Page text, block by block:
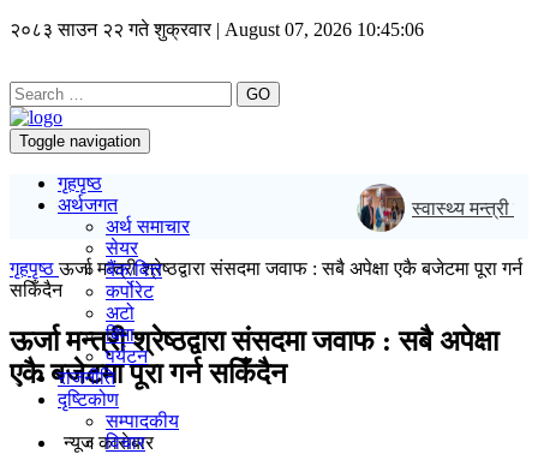
२०८३ साउन २२ गते शुक्रवार | August 07, 2026 10:45:07
GO
Toggle navigation
गृहपृष्ठ
अर्थजगत
अर्थ समाचार
सेयर
बैंक/वित्त
कर्पोरेट
अटो
बिमा
पर्यटन
राजनीति
दृष्टिकोण
सम्पादकीय
विचार
स्वास्थ्य मन्त्री
गृहपृष्ठऊर्जा मन्त्री श्रेष्ठद्वारा संसदमा जवाफ : सबै अपेक्षा एकै बजेटमा पूरा गर्न
सकिँदैन
ऊर्जा मन्त्री श्रेष्ठद्वारा संसदमा जवाफ : सबै अपेक्षा
एकै बजेटमा पूरा गर्न सकिँदैन
न्यूज काराेबार